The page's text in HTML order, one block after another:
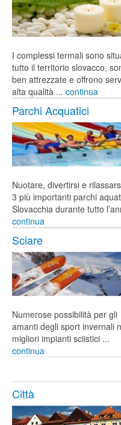
I complessi termali sono
tutto il territorio slovacco,
ben attrezzate e offrono
alta qualità ... continua
Parchi Acquatici
Nuotare, divertirsi e
3 più importanti parchi
Slovacchia durante tutto
continua
Sciare
Numerose possibilità per gli
amanti degli sport invernali
migliori impianti sciistici ...
continua
Città